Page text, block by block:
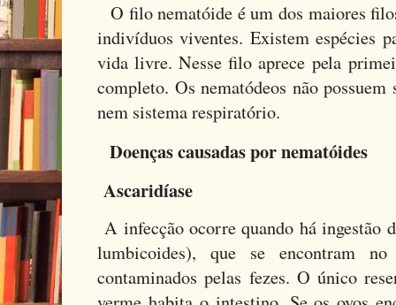
O filo nematóide é um dos maiores
indivíduos viventes. Existem espécies
vida livre. Nesse filo aprece pela
completo. Os nematódeos não
nem sistema respiratório.
Doenças causadas por nematóides
Ascaridíase
A infecção ocorre quando há ingestão
lumbicoides), que se encontram
contaminados pelas fezes. O único